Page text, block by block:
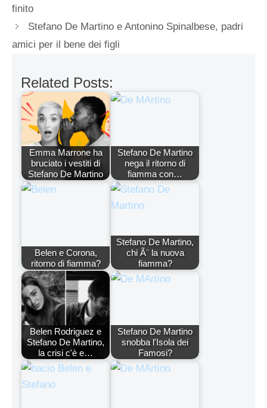
finito
Stefano De Martino e Antonino Spinalbese, padri
amici per il bene dei figli
Related Posts:
Emma Marrone ha
bruciato i vestiti di
Stefano De Martino
Stefano De Martino
nega il ritorno di
fiamma con…
Belen e Corona,
ritorno di fiamma?
Stefano De Martino,
chi Ã¨ la nuova
fiamma?
Belen Rodriguez e
Stefano De Martino,
la crisi c'è e…
Stefano De Martino
snobba l'Isola dei
Famosi?